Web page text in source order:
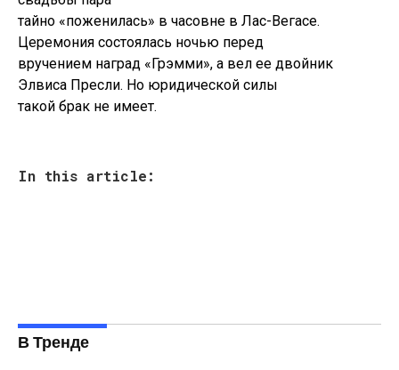
тайно «поженилась» в часовне в Лас-Вегасе.
Церемония состоялась ночью перед
вручением наград «Грэмми», а вел ее двойник
Элвиса Пресли. Но юридической силы
такой брак не имеет.
In this article:
В Тренде